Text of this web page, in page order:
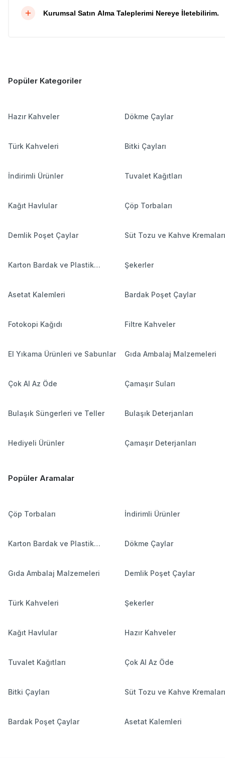
Kurumsal Satın Alma Taleplerimi Nereye İletebilirim.
Popüler Kategoriler
Hazır Kahveler Dökme Çaylar
Türk Kahveleri Bitki Çayları
İndirimli Ürünler Tuvalet Kağıtları
Kağıt Havlular Çöp Torbaları
Demlik Poşet Çaylar Süt Tozu ve Kahve Kremaları
Karton Bardak ve Plastik
Şekerler
Asetat Kalemleri Bardak Poşet Çaylar
Fotokopi Kağıdı Filtre Kahveler
El Yıkama Ürünleri ve Sabunlar Gıda Ambalaj Malzemeleri
Çok Al Az Öde Çamaşır Suları
Bulaşık Süngerleri ve Teller Bulaşık Deterjanları
Hediyeli Ürünler Çamaşır Deterjanları
Popüler Aramalar
Çöp Torbaları İndirimli Ürünler
Karton Bardak ve Plastik
Dökme Çaylar
Gıda Ambalaj Malzemeleri Demlik Poşet Çaylar
Türk Kahveleri Şekerler
Kağıt Havlular Hazır Kahveler
Tuvalet Kağıtları Çok Al Az Öde
Bitki Çayları Süt Tozu ve Kahve Kremaları
Bardak Poşet Çaylar Asetat Kalemleri